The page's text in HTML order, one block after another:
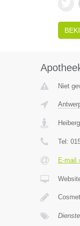
Niet
Tel:
E-mail